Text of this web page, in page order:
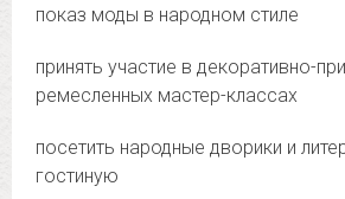
показ моды в народном стиле
️принять участие в декоративно-
ремесленных мастер-классах
️посетить народные дворики и
гостиную